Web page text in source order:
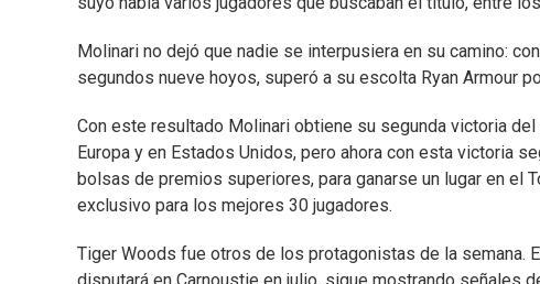
Molinari no dejó que nadie se interpusiera en su camino:
segundos nueve hoyos, superó a su escolta Ryan Armour
Con este resultado Molinari obtiene su segunda victoria
Europa y en Estados Unidos, pero ahora con esta victoria
bolsas de premios superiores, para ganarse un lugar en el
exclusivo para los mejores 30 jugadores.
Tiger Woods fue otros de los protagonistas de la semana.